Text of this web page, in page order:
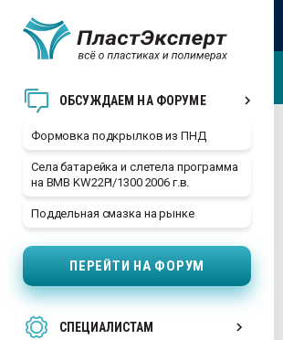
ОБСУЖДАЕМ НА ФОРУМЕ
Формовка подкрылков из ПНД
Села батарейка и слетела программа
на BMB KW22PI/1300 2006 г.в.
Поддельная смазка на рынке
ПЕРЕЙТИ НА ФОРУМ
СПЕЦИАЛИСТАМ